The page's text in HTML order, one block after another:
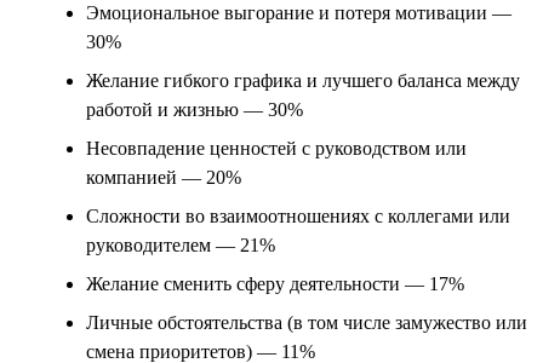
Эмоциональное выгорание и потеря мотивации —
30%
Желание гибкого графика и лучшего баланса между
работой и жизнью — 30%
Несовпадение ценностей с руководством или
компанией — 20%
Сложности во взаимоотношениях с коллегами или
руководителем — 21%
Желание сменить сферу деятельности — 17%
Личные обстоятельства (в том числе замужество или
смена приоритетов) — 11%